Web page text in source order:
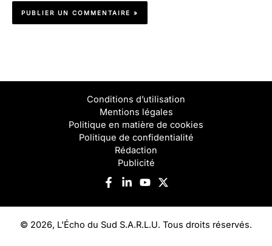
Conditions d’utilisation
Mentions légales
Politique en matière de cookies
Politique de confidentialité
Rédaction
Publicité
© 2026, L'Écho du Sud S.A.R.L.U. Tous droits réservés.